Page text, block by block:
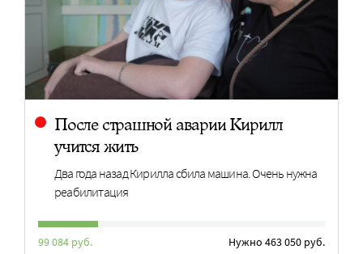
После страшной аварии Кирилл
учится жить
Два года назад Кирилла сбила машина. Очень нужна
реабилитация
99 084 руб. Нужно 463 050 руб.